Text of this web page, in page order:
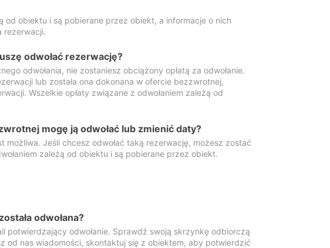
od obiektu i są pobierane przez obiekt, a informacje o nich
rezerwacji.
odwołać rezerwację?
odwołania, nie zostaniesz obciążony opłatą za odwołanie.
lub została ona dokonana w ofercie bezzwrotnej,
Wszelkie opłaty związane z odwołaniem zależą od
mogę ją odwołać lub zmienić daty?
Jeśli chcesz odwołać taką rezerwację, możesz zostać
zależą od obiektu i są pobierane przez obiekt.
odwołana?
potwierdzający odwołanie. Sprawdź swoją skrzynkę odbiorczą
od nas wiadomości, skontaktuj się z obiektem, aby potwierdzić